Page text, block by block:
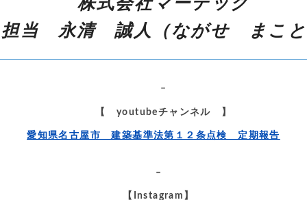
株式会社マーテック
担当 永清 誠人（ながせ まこ
–
【 youtubeチャンネル 】
愛知県名古屋市 建築基準法第１２条点検 定期報告
–
【Instagram】